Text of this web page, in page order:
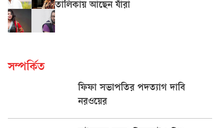
তালিকায় আছেন যাঁরা
সম্পর্কিত
ফিফা সভাপতির পদত্যাগ দাবি
নরওয়ের